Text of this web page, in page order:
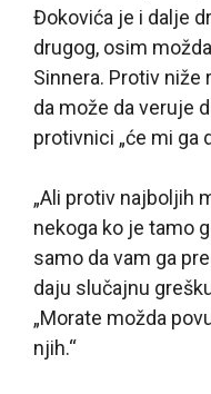
Đokovića je i dalje
drugog, osim
Sinnera. Protiv niže
da može da veruje
protivnici „će mi ga
„Ali protiv najboljih
nekoga ko je tamo
samo da vam ga
daju slučajnu
„Morate možda
njih.“